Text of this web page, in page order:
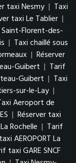
taxi Nesmy | Taxi
taxi Le Tablier |
Florent-des-
| Taxi chaillé sous
| Réserver
Guibert | Tarif
Guibert | Taxi
sur-le-Lay |
Aeroport de
| Réserver taxi
Rochelle | Tarif
AEROPORT La
taxi GARE SNCF